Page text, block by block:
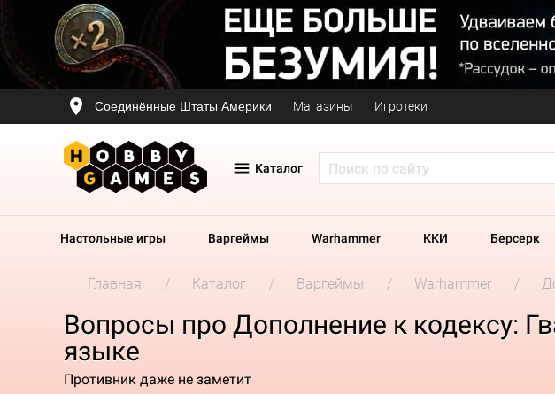
Соединённые Штаты Америки Магазины Игротеки
Каталог
Настольные игры Варгеймы Warhammer ККИ Берсерк
Главная Каталог Варгеймы Warhammer
Вопросы про Дополнение к кодексу:
языке
Противник даже не заметит